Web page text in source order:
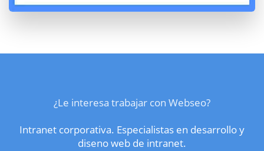
¿Le interesa trabajar con Webseo?
Intranet corporativa. Especialistas en desarrollo y
diseno web de intranet.